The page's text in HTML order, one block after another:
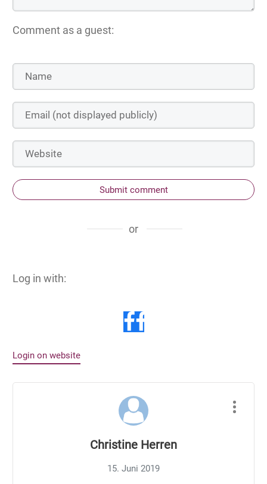
Comment as a guest:
Submit comment
or
Log in with:
Login on website
Christine Herren
15. Juni 2019